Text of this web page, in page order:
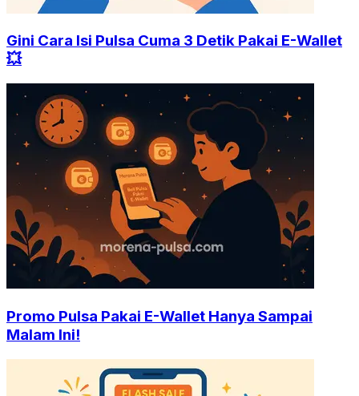
Gini Cara Isi Pulsa Cuma 3 Detik Pakai E-Wallet
💥
Promo Pulsa Pakai E-Wallet Hanya Sampai
Malam Ini!